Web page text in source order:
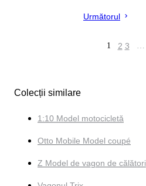
Următorul
1 2 3 …
Colecții similare
1:10 Model motocicletă
Otto Mobile Model coupé
Z Model de vagon de călători